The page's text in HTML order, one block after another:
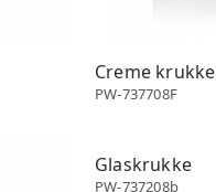
Creme krukke
PW-737708F
Glaskrukke
PW-737208b